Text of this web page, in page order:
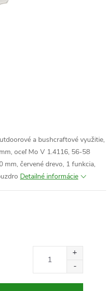
a bushcraftové využitie,
oceľ Mo V 1.4116, 56-58
mm, červené drevo, 1 funkcia,
Detailné informácie